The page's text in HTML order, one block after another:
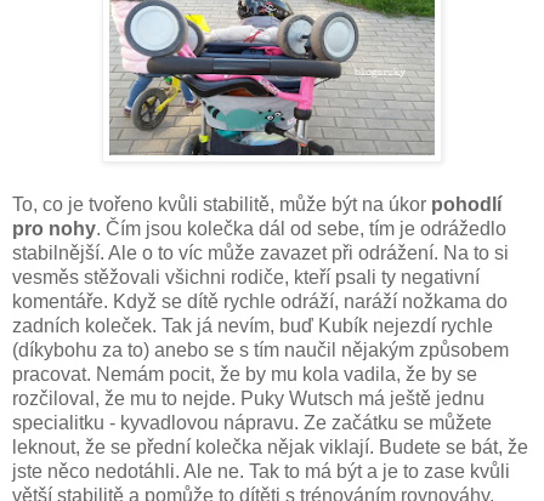
To, co je tvořeno kvůli stabilitě, může být na úkor pohodlí
pro nohy. Čím jsou kolečka dál od sebe, tím je odrážedlo
stabilnější. Ale o to víc může zavazet při odrážení. Na to si
vesměs stěžovali všichni rodiče, kteří psali ty negativní
komentáře. Když se dítě rychle odráží, naráží nožkama do
zadních koleček. Tak já nevím, buď Kubík nejezdí rychle
(díkybohu za to) anebo se s tím naučil nějakým způsobem
pracovat. Nemám pocit, že by mu kola vadila, že by se
rozčiloval, že mu to nejde. Puky Wutsch má ještě jednu
specialitku - kyvadlovou nápravu. Ze začátku se můžete
leknout, že se přední kolečka nějak viklají. Budete se bát, že
jste něco nedotáhli. Ale ne. Tak to má být a je to zase kvůli
větší stabilitě a pomůže to dítěti s trénováním rovnováhy.